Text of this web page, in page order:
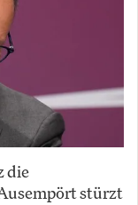
die
stürzt